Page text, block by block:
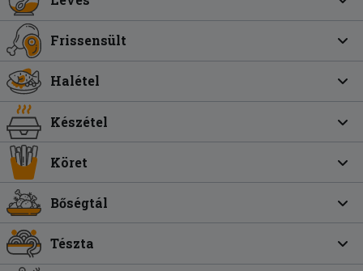
Frissensült
Halétel
Készétel
Köret
Bőségtál
Tészta